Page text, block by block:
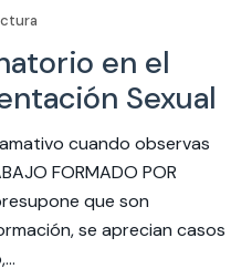
en el
Sexual
cuando observas
FORMADO POR
que son
se aprecian casos